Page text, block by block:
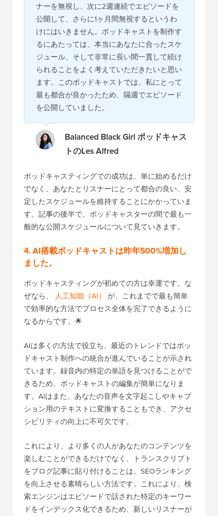
ナーを無視し、次に2週連続でエピソードを
公開して、さらに1ヶ月間無視するというわ
けにはいきません。ポッドキャストを制作す
るにあたっては、本当にあなたに合ったスケ
ジュール、そして非常に長い間一貫して続け
られることをよく考えていただきたいと思い
ます。このポッドキャストでは、私にとって
最も都合が良かったため、隔週でエピソード
を公開していました。
Balanced Black Girl ポッドキャス
トのLes Alfred
ポッドキャスティングでの成功は、単に始めるだけ
でなく、あなたとリスナーにとって都合の良い、安
定したスケジュールを維持することにかかっていま
す。記事の後半で、ポッドキャスターの間で最も一
般的な公開スケジュールについて見ていきます。
4. AI搭載ポッドキャストは昨年500%増加し
ました。
ポッドキャスティングが初めての方は幸運です。な
ぜなら、 人工知能（AI） が、これまでで最も簡単
で効率的な方法でプロセス全体を完了できるように
なるからです。🌟
AIは多くの方法で役立ち、最近のトレンドではポッ
ドキャスト制作への統合が進んでいることが示され
ています。録音内の特定の単語を見つけることがで
きるため、ポッドキャストの編集が簡単になりま
す。AIはまた、あなたの音声を文字起こしやキャプ
ション用のテキストに変換することもでき、アクセ
シビリティの向上に不可欠です。
これにより、より多くの人があなたのコンテンツを
楽しむことができるだけでなく、トランスクリプト
をブログ記事に貼り付けることは、SEOランキング
を向上させる素晴らしい方法です。これにより、検
索エンジンはエピソードで話された特定のキーワー
ドをインデックス化できるため、新しいリスナーが